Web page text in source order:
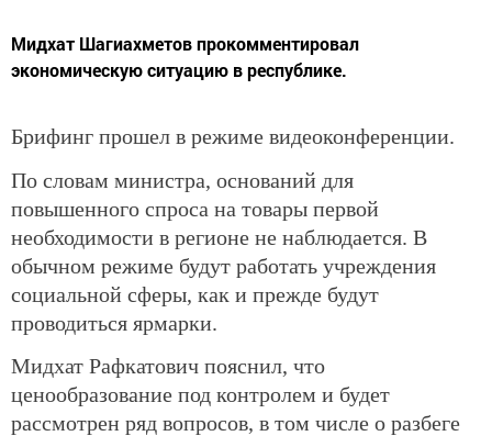
Мидхат Шагиахметов прокомментировал
экономическую ситуацию в республике.
Брифинг прошел в режиме видеоконференции.
По словам министра, оснований для
повышенного спроса на товары первой
необходимости в регионе не наблюдается. В
обычном режиме будут работать учреждения
социальной сферы, как и прежде будут
проводиться ярмарки.
Мидхат Рафкатович пояснил, что
ценообразование под контролем и будет
рассмотрен ряд вопросов, в том числе о разбеге